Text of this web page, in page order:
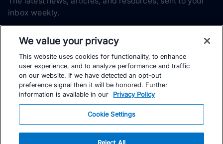
inbox weekly.
Subscribe
Yes, I would like to receive the latest TrainingPeaks training
content as well as updates on TrainingPeaks products, services,
We value your privacy
This website uses cookies for functionality, to enhance
user experience, and to analyze performance and traffic
on our website. If we have detected an opt-out
preference signal then it will be honored. Further
information is available in our
Privacy Policy
Cookie Settings